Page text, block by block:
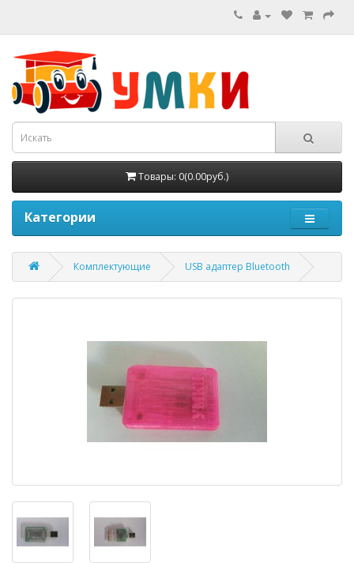
Товары: 0(0.00руб.)
Категории
Комплектующие USB адаптер Bluetooth